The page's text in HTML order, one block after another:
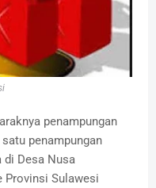
penampungan
penampungan
di Desa Nusa
Provinsi Sulawesi